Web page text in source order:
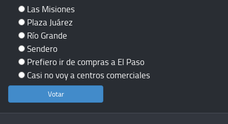
Las Misiones
Plaza Juárez
Río Grande
Sendero
Prefiero ir de compras a El Paso
Casi no voy a centros comerciales